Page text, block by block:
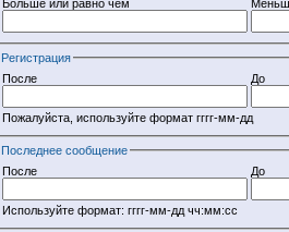
Больше или равно чем
Регистрация
После
До
Пожалуйста, используйте формат гггг-мм-дд
Последнее сообщение
После
До
Используйте формат: гггг-мм-дд чч:мм:сс